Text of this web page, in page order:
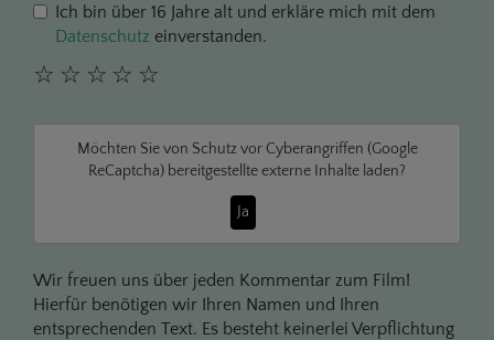
Ich bin über 16 Jahre alt und erkläre mich mit dem
Datenschutz einverstanden.
☆
☆
☆
☆
☆
Möchten Sie von Schutz vor Cyberangriffen (Google
ReCaptcha) bereitgestellte externe Inhalte laden?
Ja
Wir freuen uns über jeden Kommentar zum Film!
Hierfür benötigen wir Ihren Namen und Ihren
entsprechenden Text. Es besteht keinerlei Verpflichtung